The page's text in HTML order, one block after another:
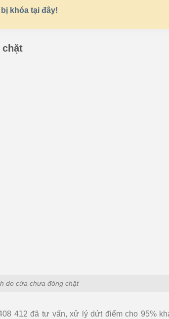
khóa tại đây!
chặt
do cửa chưa đóng chặt
412 đã tư vấn, xử lý dứt điểm cho 95%